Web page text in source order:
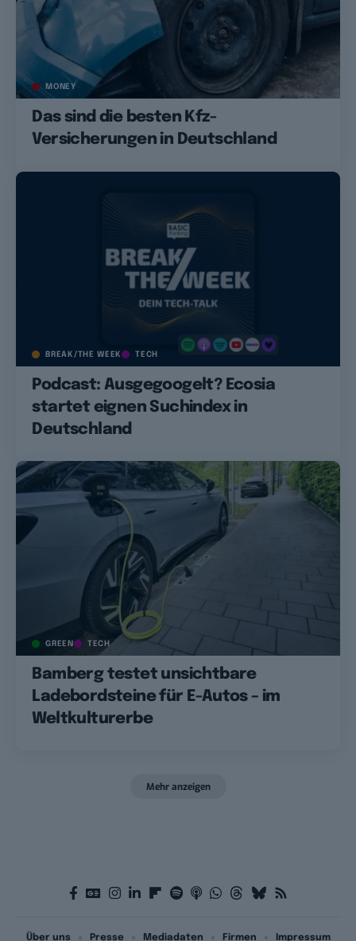
MONEY
Das sind die besten Kfz-
Versicherungen in Deutschland
BREAK/THE WEEK TECH
Podcast: Ausgegoogelt? Ecosia
startet eignen Suchindex in
Deutschland
GREEN TECH
Bamberg testet unsichtbare
Ladebordsteine für E-Autos – im
Weltkulturerbe
Mehr anzeigen
Über uns Presse Mediadaten Firmen Impressum